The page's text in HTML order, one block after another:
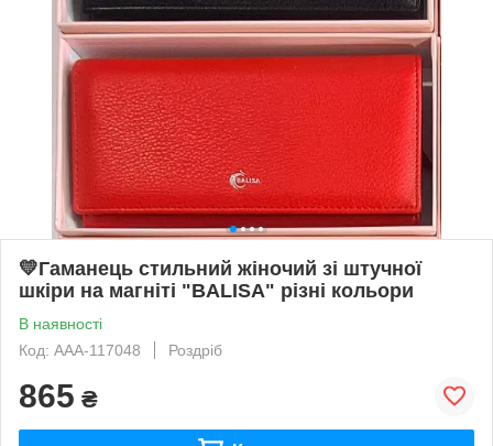
💛Гаманець стильний жіночий зі штучної
шкіри на магніті "BALISA" різні кольори
В наявності
Код: AAA-117048
Роздріб
865 ₴